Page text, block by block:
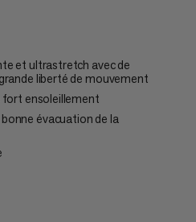
et ultrastretch avec de
liberté de mouvement
fort ensoleillement
évacuation de la